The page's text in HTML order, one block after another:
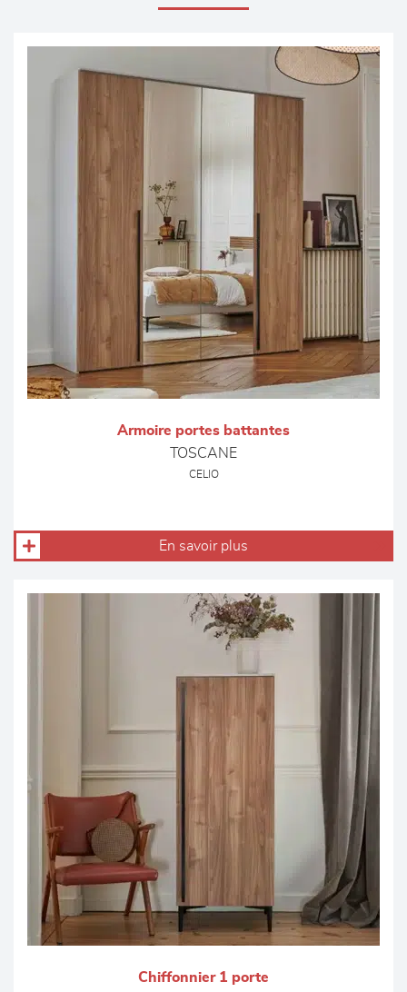
Armoire portes battantes
TOSCANE
CELIO
En savoir plus
Chiffonnier 1 porte